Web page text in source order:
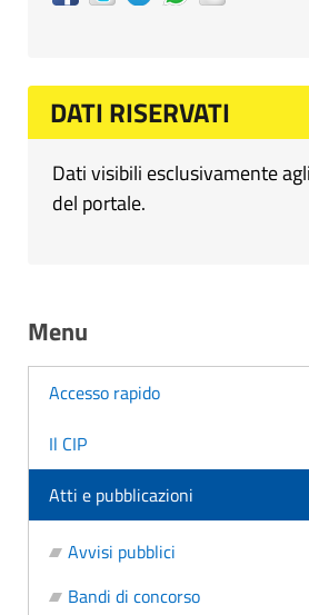
DATI RISERVATI
Dati visibili esclusivamente
del portale.
Menu
Accesso rapido
Il CIP
Atti e pubblicazioni
Avvisi pubblici
Bandi di concorso